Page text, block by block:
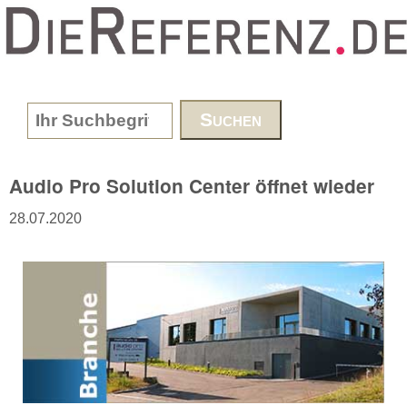
www.DieReferenz.de
Search form
Audio Pro Solution Center öffnet wieder
28.07.2020